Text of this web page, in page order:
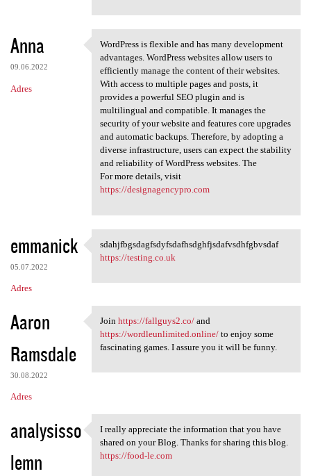
Anna
09.06.2022
Adres
WordPress is flexible and has
WordPress is flexible and has many development
advantages. WordPress websites allow users to
efficiently manage the content of their websites.
With access to multiple pages and posts, it
provides a powerful SEO plugin and is
multilingual and compatible. It manages the
security of your website and features core upgrades
and automatic backups. Therefore, by adopting a
diverse infrastructure, users can expect the stability
and reliability of WordPress websites. The
For more details, visit
https://designagencypro.com
emmanick
05.07.2022
Adres
sdahjfbgsdagfsdyfsdafhsdghfjs
sdahjfbgsdagfsdyfsdafhsdghfjsdafvsdhfgbvsdaf
https://testing.co.uk
Aaron
Ramsdale
30.08.2022
Adres
Join https://fallguys2.co/
Join https://fallguys2.co/and
https://wordleunlimited.online/to enjoy some
fascinating games. I assure you it will be funny.
analysisso
lemn
I really appreciate the
I really appreciate the information that you have
shared on your Blog. Thanks for sharing this blog.
https://food-le.com